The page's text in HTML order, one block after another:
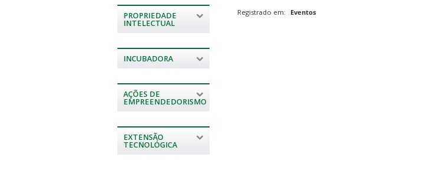
PROPRIEDADE
INTELECTUAL
INCUBADORA
AÇÕES DE
EMPREENDEDORISMO
EXTENSÃO
TECNOLÓGICA
Registrado em: Eventos